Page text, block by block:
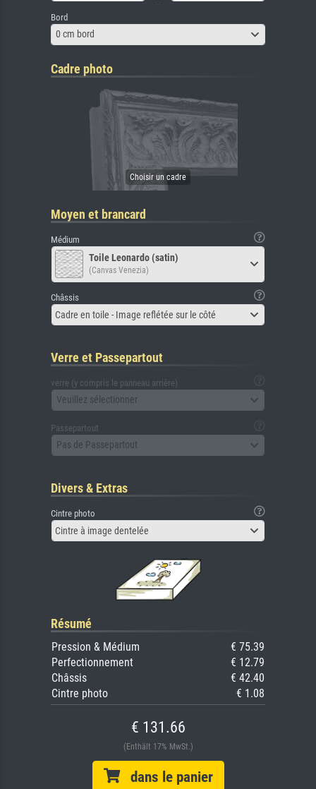
Bord
0 cm bord
Cadre photo
Moyen et brancard
Médium
Toile Leonardo (satin)
(Canvas Venezia)
Châssis
Cadre en toile - Image reflétée sur le côté
Verre et Passepartout
verre (y compris le panneau arrière)
Veuillez sélectionner
Passepartout
Pas de Passepartout
Divers & Extras
Cintre photo
Cintre à image dentelée
Résumé
Pression & Médium
€ 75.39
Perfectionnement
€ 12.79
Châssis
€ 42.40
Cintre photo
€ 1.08
€ 131.66
(Enthält 17% MwSt.)
dans le panier